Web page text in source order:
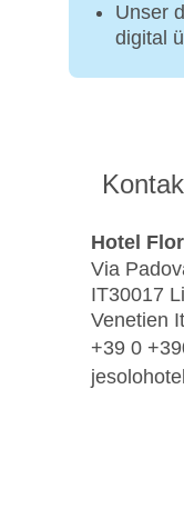
Unser
digital
Hotel
Via
IT30017
Venetien
+39 0